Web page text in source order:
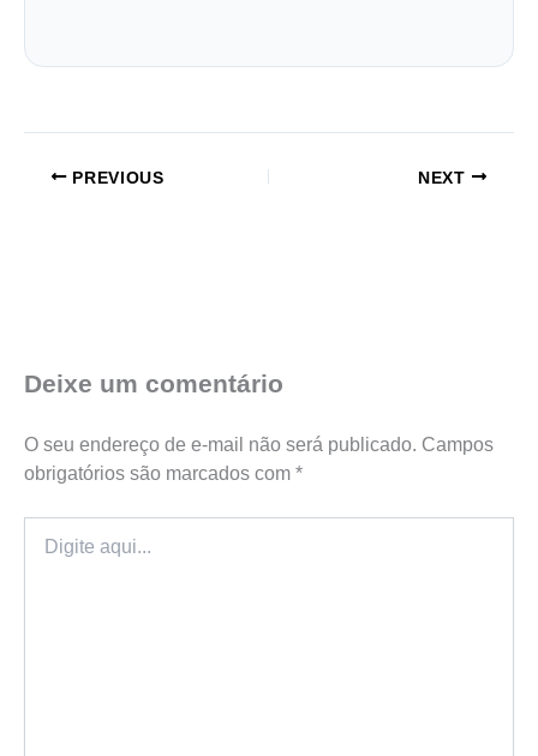
PREVIOUS NEXT
Deixe um comentário
O seu endereço de e-mail não será publicado. Campos
obrigatórios são marcados com *
aqui...